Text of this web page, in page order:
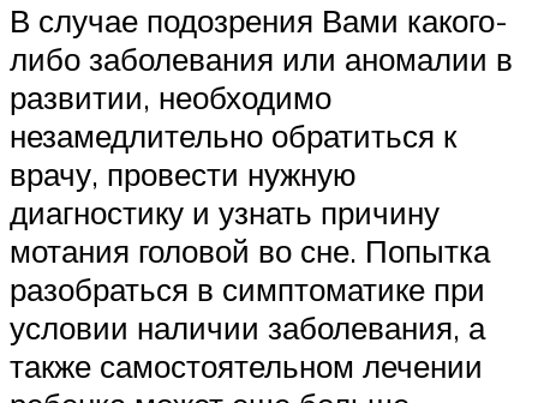
В случае подозрения Вами какого-
либо заболевания или аномалии в
развитии, необходимо
незамедлительно обратиться к
врачу, провести нужную
диагностику и узнать причину
мотания головой во сне. Попытка
разобраться в симптоматике при
условии наличии заболевания, а
также самостоятельном лечении